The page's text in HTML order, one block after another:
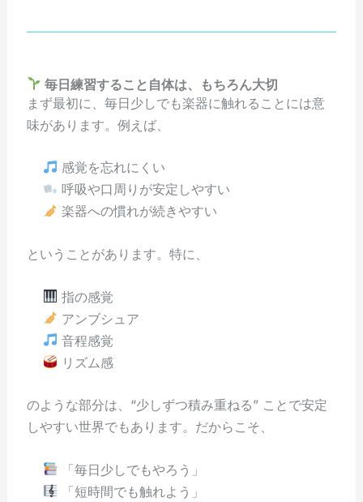
毎日練習すること自体は、もちろん大切
まず最初に、毎日少しでも楽器に触れることには意
味があります。例えば、
感覚を忘れにくい
呼吸や口周りが安定しやすい
楽器への慣れが続きやすい
ということがあります。特に、
指の感覚
アンブシュア
音程感覚
リズム感
のような部分は、“少しずつ積み重ねる” ことで安定
しやすい世界でもあります。だからこそ、
「毎日少しでもやろう」
「短時間でも触れよう」